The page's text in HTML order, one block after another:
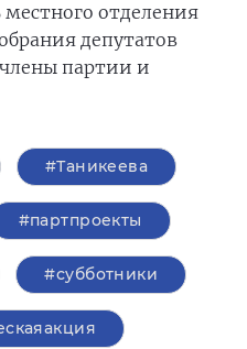
местного отделения
депутатов
партии и
#Таникеева
#партпроекты
#субботники